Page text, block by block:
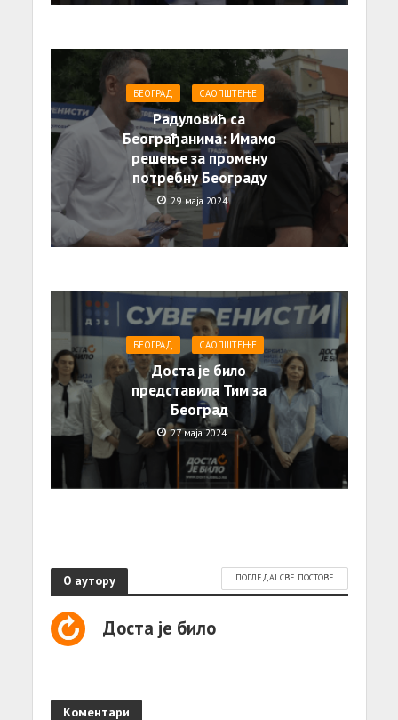
БЕОГРАД САОПШТЕЊE
Радуловић са
Београђанима: Имамо
решење за промену
потребну Београду
29. маја 2024.
БЕОГРАД САОПШТЕЊE
Доста је било
представила Тим за
Београд
27. маја 2024.
О аутору ПОГЛЕДАЈ СВЕ ПОСТОВЕ
Доста је било
Коментари